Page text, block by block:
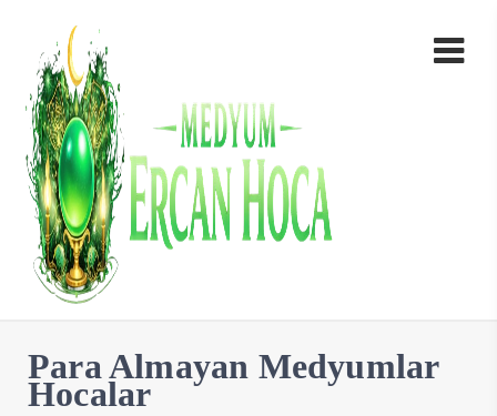
Para Almayan Medyumlar
Hocalar